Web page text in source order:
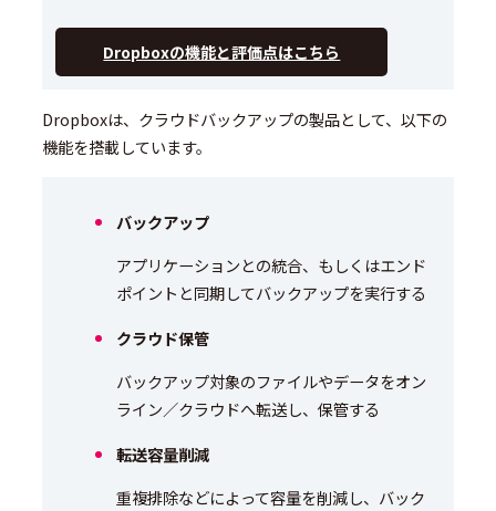
Dropboxの機能と評価点はこちら
Dropboxは、クラウドバックアップの製品として、以下の
機能を搭載しています。
バックアップ
アプリケーションとの統合、もしくはエンド
ポイントと同期してバックアップを実行する
クラウド保管
バックアップ対象のファイルやデータをオン
ライン／クラウドへ転送し、保管する
転送容量削減
重複排除などによって容量を削減し、バック